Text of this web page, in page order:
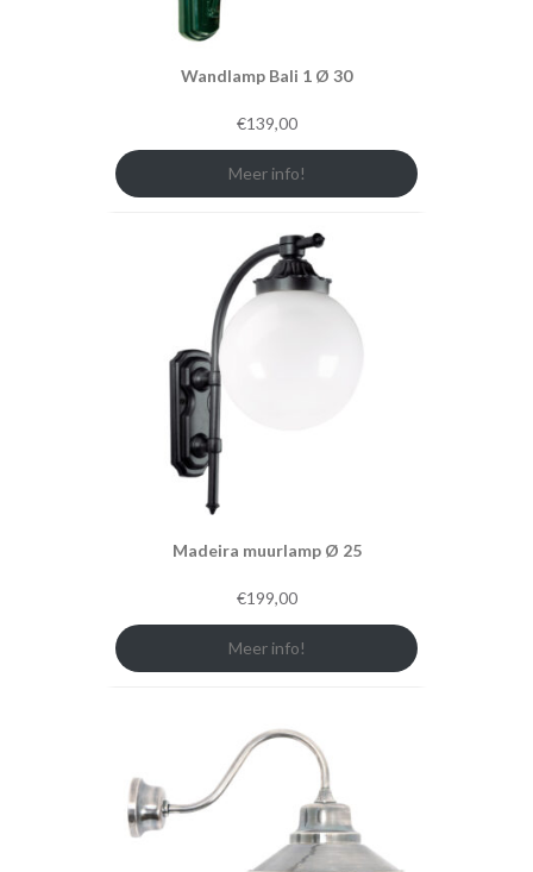
Wandlamp Bali 1 Ø 30
€139,00
Meer info!
Madeira muurlamp Ø 25
€199,00
Meer info!